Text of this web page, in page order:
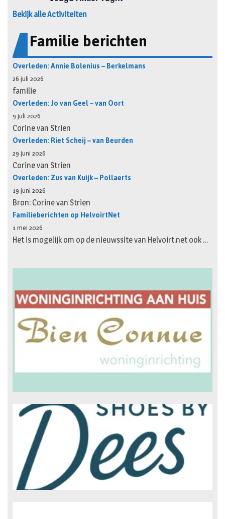
Bekijk alle Activiteiten
Familie berichten
Overleden: Annie Bolenius – Berkelmans
26 juli 2026
familie
Overleden: Jo van Geel – van Oort
9 juli 2026
Corine van Strien
Overleden: Riet Scheij – van Beurden
29 juni 2026
Corine van Strien
Overleden: Zus van Kuijk – Pollaerts
19 juni 2026
Bron: Corine van Strien
Familieberichten op HelvoirtNet
1 mei 2026
Het is mogelijk om op de nieuwssite van Helvoirt.net ook …